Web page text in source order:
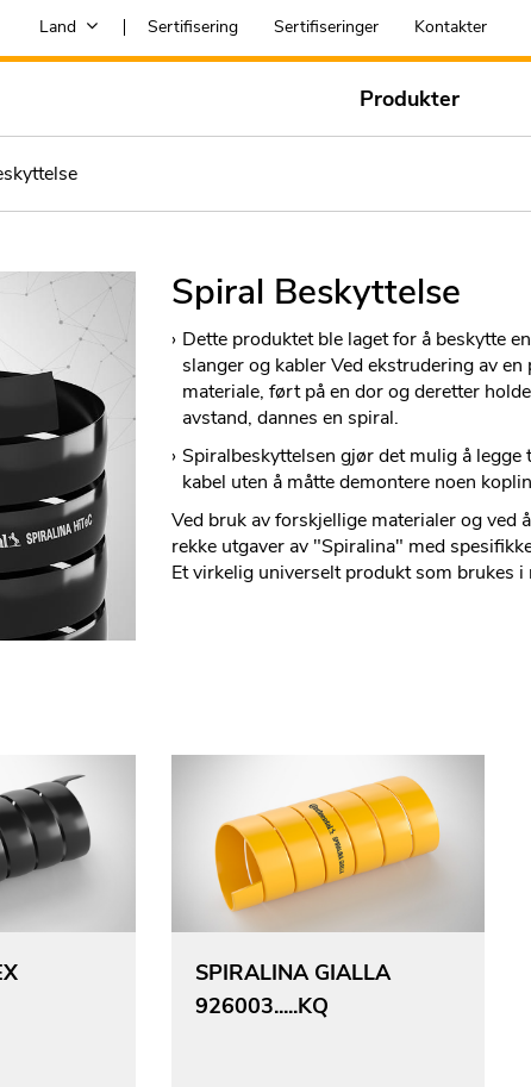
Land Sertifisering Sertifiseringer Kontakter
Produkter
Spiral Beskyttelse
Dette produktet ble laget for å beskytte
slanger og kabler Ved ekstrudering av
materiale, ført på en dor og deretter
avstand, dannes en spiral.
Spiralbeskyttelsen gjør det mulig å
kabel uten å måtte demontere noen
Ved bruk av forskjellige materialer og ved
rekke utgaver av "Spiralina" med
Et virkelig universelt produkt som brukes i
SPIRALINA GIALLA
926003.....KQ